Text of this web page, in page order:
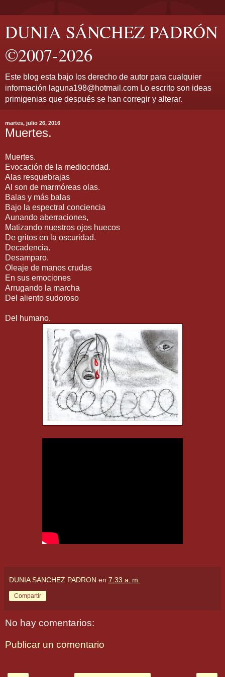
DUNIA SÁNCHEZ PADRÓN
©2007-2026
Este blog esta bajo los derecho de autor para cualquier
información laguna198@hotmail.com Lo escrito son ideas
primigenias que después se han corregir y alterar.
martes, julio 26, 2016
Muertes.
Muertes.
Evocación de la mediocridad.
Alas resquebrajas
Al son de marmóreas olas.
Balas y más balas
Bajo la espectral conciencia
Aunando aberraciones,
Matizando nuestros ojos huecos
De gritos en la oscuridad.
Decadencia.
Desamparo.
Oleaje de manos crudas
En sus emociones
Arrugando la marcha
Del aliento sudoroso
Del humano.
DUNIA SANCHEZ PADRON en 7:33 a. m.
Compartir
No hay comentarios:
Publicar un comentario